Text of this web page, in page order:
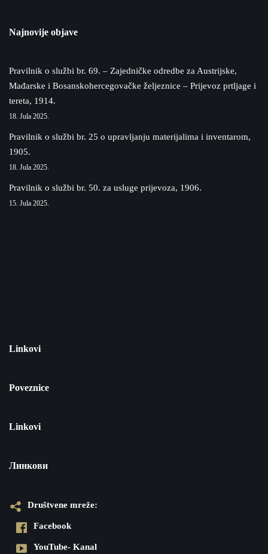
Najnovije objave
Pravilnik o službi br. 69. – Zajedničke odredbe za Austrijske,
Mađarske i Bosanskohercegovačke željeznice – Prijevoz prtljage i
tereta, 1914.
18. Jula 2025.
Pravilnik o službi br. 25 o upravljanju materijalima i inventarom,
1905.
18. Jula 2025.
Pravilnik o službi br. 50. za usluge prijevoza, 1906.
15. Jula 2025.
Linkovi
Poveznice
Linkovi
Линкови
Društvene mreže:
Facebook
YouTube- Kanal